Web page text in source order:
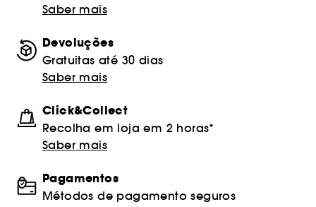
Saber mais
Devoluções
Gratuitas até 30 dias
Saber mais
Click&Collect
Recolha em loja em 2 horas*
Saber mais
Pagamentos
Métodos de pagamento seguros